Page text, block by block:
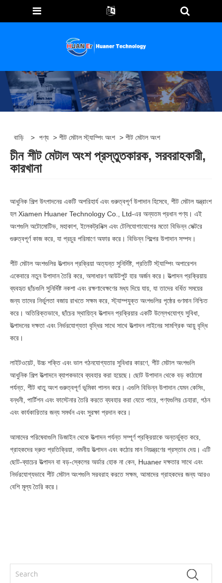
বাড়ি > পণ্য >শীট মেটাল স্ট্যাম্পিং অংশ > শীট মেটাল অংশ
চীন শীট মেটাল অংশ প্রস্তুতকারক, সরবরাহকারী,
কারখানা
আধুনিক শিল্প উৎপাদনের একটি অপরিহার্য এবং গুরুত্বপূর্ণ উপাদান হিসেবে, শীট মেটাল যন্ত্রাংশ
হল Xiamen Huaner Technology Co., Ltd-এর অন্যতম প্রধান পণ্য। এই
অংশগুলি অটোমোটিভ, মহাকাশ, ইলেকট্রনিক্স এবং টেলিযোগাযোগের মতো বিভিন্ন সেক্টরে
গুরুত্বপূর্ণ কাজ করে, যা প্রচুর পরিমাণে অফার করে। বিভিন্ন শিল্পের উপাদান সম্পদ।
শীট মেটাল অংশগুলির উত্পাদন প্রক্রিয়া অত্যন্ত সুনির্দিষ্ট, প্রতিটি স্ট্যাম্পিং অপারেশন
একেবারে নতুন উপাদান তৈরি করে, অসাধারণ আউটপুট হার অর্জন করে। উত্পাদন প্রক্রিয়ায়
ব্যবহৃত ছাঁচগুলি সুনির্দিষ্ট নকশা এবং রক্ষণাবেক্ষণের মধ্য দিয়ে যায়, যা তাদের বর্ধিত সময়ের
জন্য তাদের নির্ভুলতা বজায় রাখতে সক্ষম করে, স্ট্যাম্পযুক্ত অংশগুলির পৃষ্ঠের গুণমান নিশ্চিত
করে। অতিরিক্তভাবে, ছাঁচের স্থায়িত্ব উত্পাদন প্রক্রিয়ার একটি উল্লেখযোগ্য সুবিধা,
উত্পাদনের দক্ষতা এবং নির্ভরযোগ্যতা বৃদ্ধির সাথে সাথে উত্পাদন লাইনের সামগ্রিক আয়ু বৃদ্ধি
করে।
লাইটওয়েট, উচ্চ শক্তি এবং ভাল গঠনযোগ্যতার সুবিধার কারণে, শীট মেটাল অংশগুলি
আধুনিক শিল্প উত্পাদনে ব্যাপকভাবে ব্যবহার করা হয়েছে। ছোট উপাদান থেকে বড় কাঠামো
পর্যন্ত, শীট ধাতু অংশ গুরুত্বপূর্ণ ভূমিকা পালন করে। এগুলি বিভিন্ন উপাদান যেমন কেসিং,
বন্ধনী, পার্টিশন এবং ফাস্টেনার তৈরি করতে ব্যবহার করা যেতে পারে, পণ্যগুলির চেহারা, গঠন
এবং কার্যকারিতার জন্য সমর্থন এবং সুরক্ষা প্রদান করে।
আমাদের পরিষেবাগুলি ডিজাইন থেকে উত্পাদন পর্যন্ত সম্পূর্ণ প্রক্রিয়াকে অন্তর্ভুক্ত করে,
গ্রাহকদের দ্রুত প্রতিক্রিয়া, নমনীয় উত্পাদন এবং কঠোর মান নিয়ন্ত্রণের প্রস্তাব দেয়। এটি
ছোট-ব্যাচের উত্পাদন বা বড়-স্কেলের অর্ডার হোক না কেন, Huaner দক্ষতার সাথে এবং
নির্ভরযোগ্যভাবে শীট মেটাল অংশগুলি সরবরাহ করতে সক্ষম, আমাদের গ্রাহকদের জন্য আরও
বেশি মূল্য তৈরি করে।